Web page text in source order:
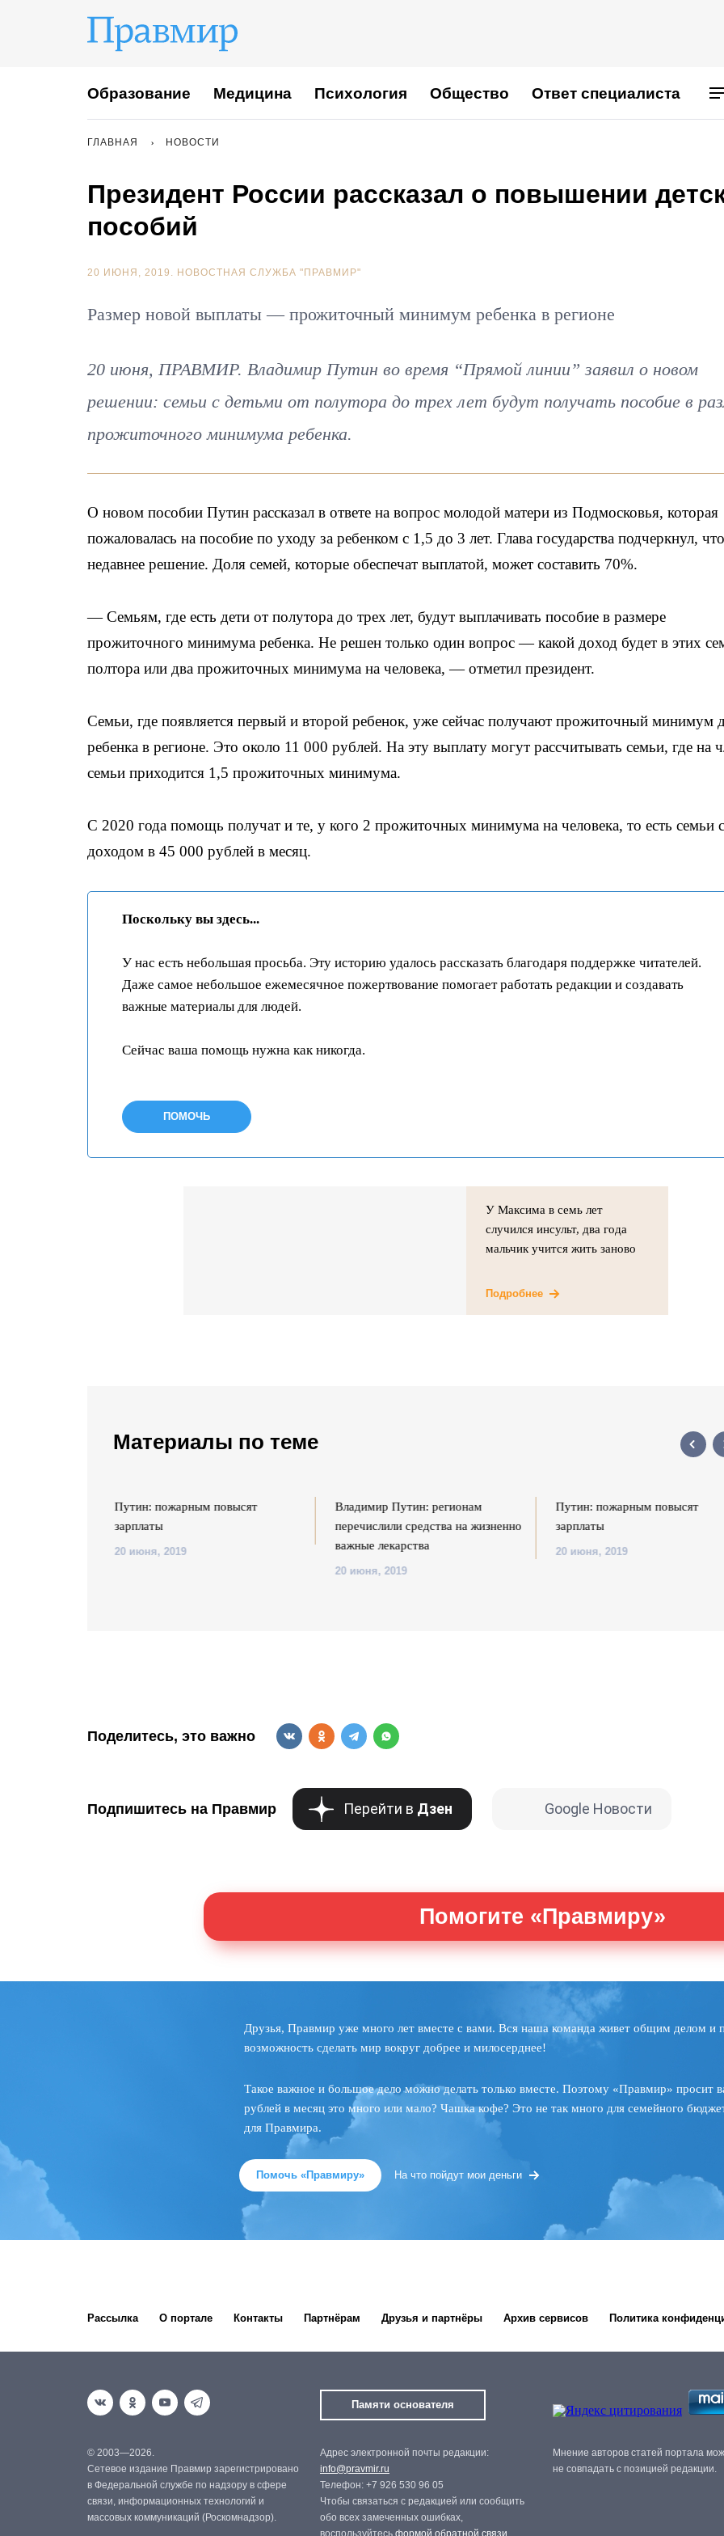
Образование Медицина Психология Общество Ответ специалиста
ГЛАВНАЯ НОВОСТИ
Президент России рассказал о повышении
пособий
20 ИЮНЯ, 2019. НОВОСТНАЯ СЛУЖБА "ПРАВМИР"
Размер новой выплаты — прожиточный минимум ребенка в регионе
20 июня, ПРАВМИР. Владимир Путин во время “Прямой линии” заявил о новом
решении: семьи с детьми от полутора до трех лет будут получать пособие в
прожиточного минимума ребенка.
О новом пособии Путин рассказал в ответе на вопрос молодой матери из Подмосковья, которая
пожаловалась на пособие по уходу за ребенком с 1,5 до 3 лет. Глава государства подчеркнул,
недавнее решение. Доля семей, которые обеспечат выплатой, может составить 70%.
— Семьям, где есть дети от полутора до трех лет, будут выплачивать пособие в размере
прожиточного минимума ребенка. Не решен только один вопрос — какой доход будет в этих
полтора или два прожиточных минимума на человека, — отметил президент.
Семьи, где появляется первый и второй ребенок, уже сейчас получают прожиточный минимум
ребенка в регионе. Это около 11 000 рублей. На эту выплату могут рассчитывать семьи, где на
семьи приходится 1,5 прожиточных минимума.
С 2020 года помощь получат и те, у кого 2 прожиточных минимума на человека, то есть семьи с
доходом в 45 000 рублей в месяц.
Поскольку вы здесь...
У нас есть небольшая просьба. Эту историю удалось рассказать благодаря поддержке читателей.
Даже самое небольшое ежемесячное пожертвование помогает работать редакции и создавать
важные материалы для людей.
Сейчас ваша помощь нужна как никогда.
ПОМОЧЬ
У Максима в семь лет
случился инсульт, два года
мальчик учится жить заново
Подробнее
Материалы по теме
Путин: пожарным повысят
зарплаты
20 июня, 2019
Владимир Путин: регионам
перечислили средства на жизненно
важные лекарства
20 июня, 2019
Путин: пожарным повысят
зарплаты
20 июня, 2019
Поделитесь, это важно
Подпишитесь на Правмир Перейти в Дзен Google Новости
Помогите «Правмиру»
Друзья, Правмир уже много лет вместе с вами. Вся наша команда живет общим делом и
возможность сделать мир вокруг добрее и милосерднее!
Такое важное и большое дело можно делать только вместе. Поэтому «Правмир» просит
рублей в месяц это много или мало? Чашка кофе? Это не так много для семейного
для Правмира.
Помочь «Правмиру» На что пойдут мои деньги
Рассылка О портале Контакты Партнёрам Друзья и партнёры Архив сервисов Политика
Памяти основателя
© 2003—2026.
Сетевое издание Правмир зарегистрировано
в Федеральной службе по надзору в сфере
связи, информационных технологий и
массовых коммуникаций (Роскомнадзор).
Адрес электронной почты редакции:
info@pravmir.ru
Телефон: +7 926 530 96 05
Чтобы связаться с редакцией или сообщить
обо всех замеченных ошибках,
воспользуйтесь формой обратной связи
Мнение авторов статей портала
не совпадать с позицией редакции.